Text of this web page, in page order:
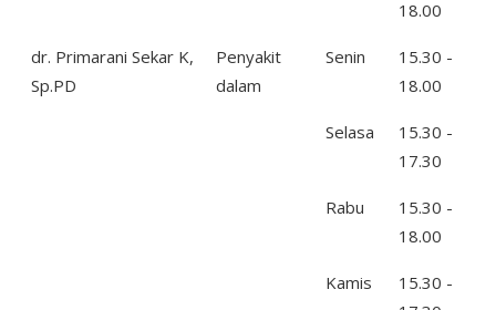
18.00
dr. Primarani Sekar K,
Sp.PD
Penyakit
dalam
Senin
15.30 -
18.00
Selasa
15.30 -
17.30
Rabu
15.30 -
18.00
Kamis
15.30 -